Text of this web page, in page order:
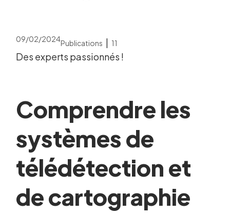
09/02/2024Publications | 11
Des experts passionnés !
Comprendre les
systèmes de
télédétection et
de cartographie